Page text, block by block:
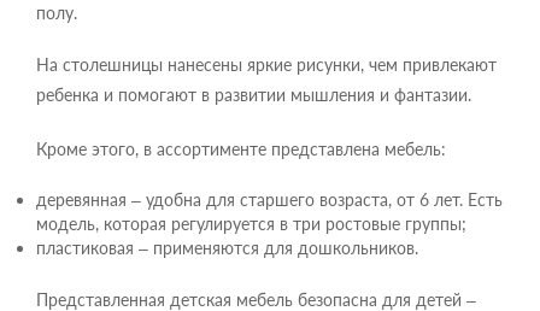
полу.
На столешницы нанесены яркие рисунки, чем привлекают
ребенка и помогают в развитии мышления и фантазии.
Кроме этого, в ассортименте представлена мебель:
деревянная – удобна для старшего возраста, от 6 лет. Есть
модель, которая регулируется в три ростовые группы;
пластиковая – применяются для дошкольников.
Представленная детская мебель безопасна для детей –